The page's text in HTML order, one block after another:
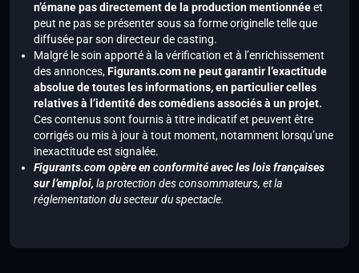
n’émane pas directement de la production mentionnéeet
peut ne pas se présenter sous sa forme originelle telle que
diffusée par son directeur de casting.
Malgré le soin apporté à la vérification et à l’enrichissement
des annonces,Figurants.com ne peut garantir l’exactitude
absolue de toutes les informations, en particulier celles
relatives à l’identité des comédiens associés à un projet.
Ces contenus sont fournis à titre indicatif et peuvent être
corrigés ou mis à jour à tout moment, notamment lorsqu’une
inexactitude est signalée.
Figurants.com opère en conformité avec les lois françaises
sur l’emploi, la protection des consommateurs, et la
réglementation du secteur du spectacle.